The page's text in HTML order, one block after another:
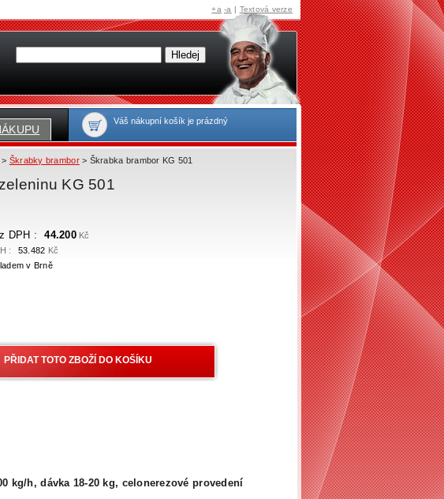
Váš nákupní košík je prázdný
> Škrabky brambor> Škrabka brambor KG 501
KG 501
DPH : 44.200Kč
:
53.482 Kč
v Brně
kg/h, dávka 18-20 kg, celonerezové provedení
+a -a | Textová verze